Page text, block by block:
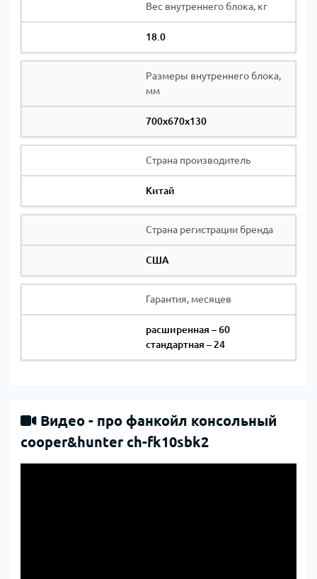
Вес внутреннего блока, кг
18.0
Размеры внутреннего блока,
мм
700х670х130
Страна производитель
Китай
Страна регистрации бренда
США
Гарантия, месяцев
расширенная – 60
стандартная – 24
Видео - про фанкойл консольный
cooper&hunter ch-fk10sbk2